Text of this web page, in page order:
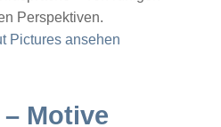
Perspektiven.
Pictures ansehen
Motive